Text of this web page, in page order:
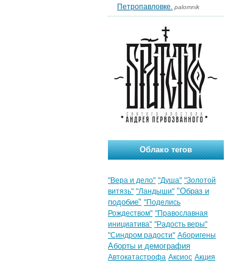
Петропавловке. palomnik
Облако тегов
"Вера и дело" "Душа" "Золотой
витязь" "Ландыши" "Образ и
подобие" "Поделись
Рождеством" "Православная
инициатива" "Радость веры"
"Синдром радости" Аборигены
Аборты и демография
Автокатастрофа Аксиос Акция